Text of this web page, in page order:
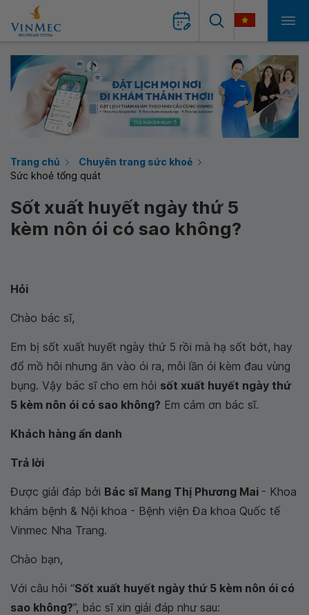
Trang chủ
Chuyên trang sức khoẻ
Sức khoẻ tổng quát
Sốt xuất huyết ngày thứ 5
kèm nôn ói có sao không?
Hỏi
Chào bác sĩ,
Em bị sốt xuất huyết ngày thứ 5 rồi mà hạ sốt bớt, hay
đổ mồ hôi nhưng ăn vào ói ra, mỗi lần ói kèm đau vùng
bụng. Vậy bác sĩ cho em hỏi sốt xuất huyết ngày thứ
5 kèm nôn ói có sao không? Em cảm ơn bác sĩ.
Khách hàng ẩn danh
Trả lời
Được giải đáp bởi Bác sĩ Mang Thị Phương Mai - Khoa
khám bệnh & Nội khoa - Bệnh viện Đa khoa Quốc tế
Vinmec Nha Trang.
Chào bạn,
Với câu hỏi “Sốt xuất huyết ngày thứ 5 kèm nôn ói có
sao không?”, bác sĩ xin giải đáp như sau: